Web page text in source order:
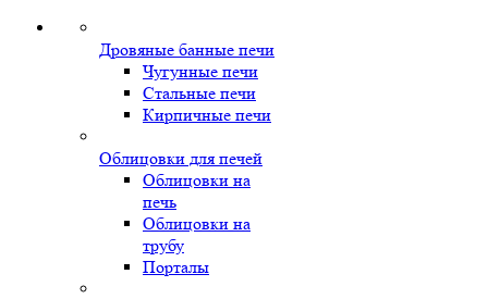
Дровяные банные печи
Чугунные печи
Стальные печи
Кирпичные печи
Облицовки для печей
Облицовки на
печь
Облицовки на
трубу
Порталы